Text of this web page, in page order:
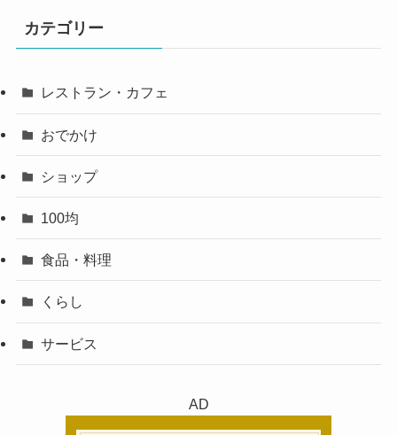
カテゴリー
レストラン・カフェ
おでかけ
ショップ
100均
食品・料理
くらし
サービス
AD